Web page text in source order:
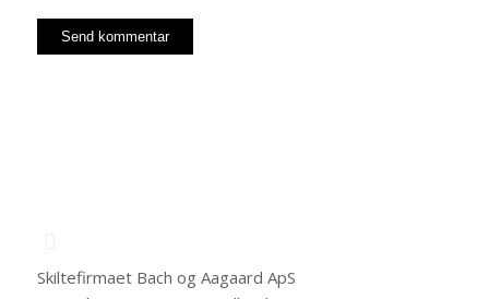
Skiltefirmaet Bach og Aagaard ApS